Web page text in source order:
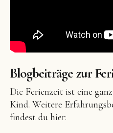
Blogbeiträge zur
Die Ferienzeit ist eine
Kind. Weitere
findest du hier: